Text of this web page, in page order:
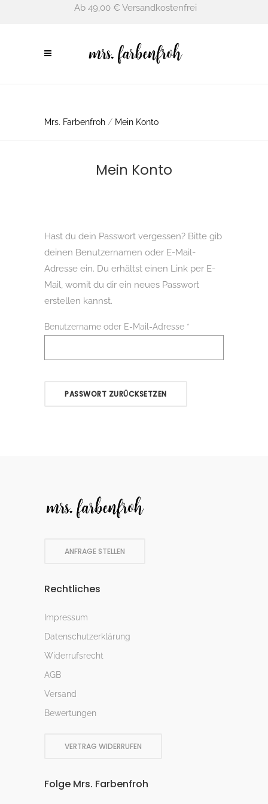
Ab 49,00 € Versandkostenfrei
Mrs. Farbenfroh / Mein Konto
Mein Konto
Hast du dein Passwort vergessen? Bitte gib
deinen Benutzernamen oder E-Mail-
Adresse ein. Du erhältst einen Link per E-
Mail, womit du dir ein neues Passwort
erstellen kannst.
Benutzername oder E-Mail-Adresse *
PASSWORT ZURÜCKSETZEN
ANFRAGE STELLEN
Rechtliches
Impressum
Datenschutzerklärung
Widerrufsrecht
AGB
Versand
Bewertungen
VERTRAG WIDERRUFEN
Folge Mrs. Farbenfroh